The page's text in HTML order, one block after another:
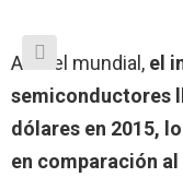
A nivel mundial, el
semiconductores
dólares en 2015,
en comparación